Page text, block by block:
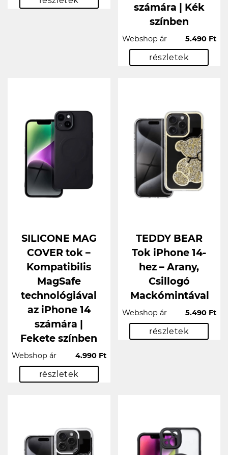
számára | Kék
színben
Webshop ár 5.490 Ft
részletek
SILICONE MAG
COVER tok –
Kompatibilis
MagSafe
technológiával
az iPhone 14
számára |
Fekete színben
Webshop ár 4.990 Ft
részletek
TEDDY BEAR
Tok iPhone 14-
hez – Arany,
Csillogó
Mackómintával
Webshop ár 5.490 Ft
részletek